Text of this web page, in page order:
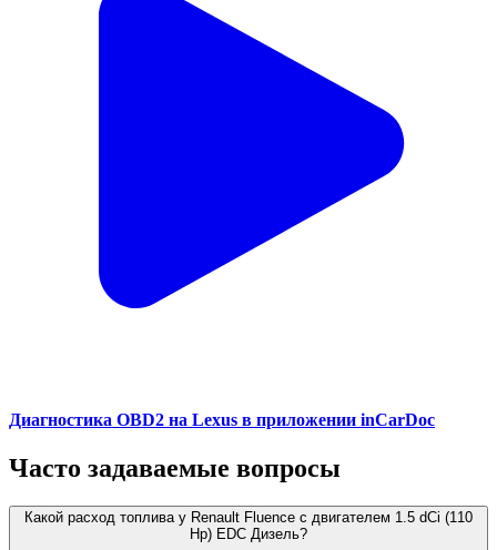
Диагностика OBD2 на Lexus в приложении inCarDoc
Часто задаваемые вопросы
Какой расход топлива у Renault Fluence с двигателем 1.5 dCi (110
Hp) EDC Дизель?